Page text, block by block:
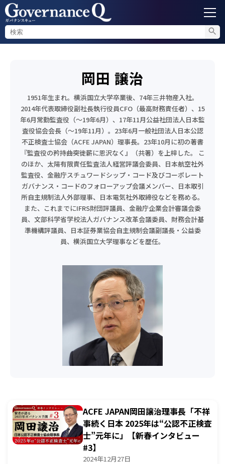
内部通報
コンプライアンス調査
不正対策
セミナー情報
岡田 譲治
1951年生まれ。横浜国立大学卒業後、74年三井物産入社。
2014年代表取締役副社長執行役員CFO（最高財務責任者）、15
年6月常勤監査役（～19年6月）、17年11月公益社団法人日本監
査役協会会長（～19年11月）。23年6月一般社団法人日本公認
不正検査士協会（ACFE JAPAN）理事長。23年10月に初の著書
『監査役の矜持――曲突徙薪に恩沢なく』（共著）を上梓した。 こ
のほか、太陽有限責任監査法人経営評議会委員、日本航空社外
監査役、金融庁スチュワードシップ・コード及びコーポレート
ガバナンス・コードのフォローアップ会議メンバー、日本取引
所自主規制法人外部理事、日本電気社外取締役などを務める。
また、これまでにIFRS財団評議員、金融庁企業会計審議会委
員、文部科学省学校法人ガバナンス改革会議委員、財務会計基
準機構評議員、日本証券業協会自主規制会議副議長・公益委
員、横浜国立大学理事などを歴任。
ACFE JAPAN岡田譲治理事長「不祥
事続く日本 2025年は“公認不正検査
士”元年に」【新春インタビュー
#3】
2024年12月27日